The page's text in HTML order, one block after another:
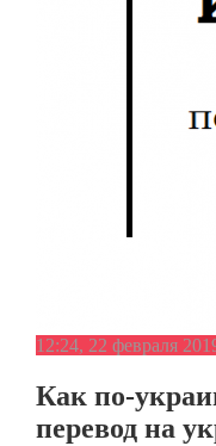
12:24, 22 февраля
Как по-
перевод на